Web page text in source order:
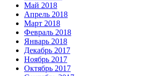
Май 2018
Апрель 2018
Март 2018
Февраль 2018
Январь 2018
Декабрь 2017
Ноябрь 2017
Октябрь 2017